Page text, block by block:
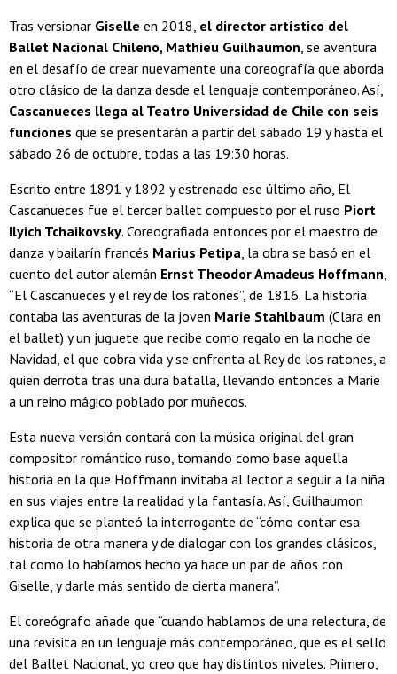
Tras versionar Giselle en 2018, el director artístico del
Ballet Nacional Chileno, Mathieu Guilhaumon, se aventura
en el desafío de crear nuevamente una coreografía que aborda
otro clásico de la danza desde el lenguaje contemporáneo. Así,
Cascanueces llega al Teatro Universidad de Chile con seis
funciones que se presentarán a partir del sábado 19 y hasta el
sábado 26 de octubre, todas a las 19:30 horas.
Escrito entre 1891 y 1892 y estrenado ese último año, El
Cascanueces fue el tercer ballet compuesto por el ruso Piort
Ilyich Tchaikovsky. Coreografiada entonces por el maestro de
danza y bailarín francés Marius Petipa, la obra se basó en el
cuento del autor alemán Ernst Theodor Amadeus Hoffmann,
“El Cascanueces y el rey de los ratones”, de 1816. La historia
contaba las aventuras de la joven Marie Stahlbaum (Clara en
el ballet) y un juguete que recibe como regalo en la noche de
Navidad, el que cobra vida y se enfrenta al Rey de los ratones, a
quien derrota tras una dura batalla, llevando entonces a Marie
a un reino mágico poblado por muñecos.
Esta nueva versión contará con la música original del gran
compositor romántico ruso, tomando como base aquella
historia en la que Hoffmann invitaba al lector a seguir a la niña
en sus viajes entre la realidad y la fantasía. Así, Guilhaumon
explica que se planteó la interrogante de “cómo contar esa
historia de otra manera y de dialogar con los grandes clásicos,
tal como lo habíamos hecho ya hace un par de años con
Giselle, y darle más sentido de cierta manera”.
El coreógrafo añade que “cuando hablamos de una relectura, de
una revisita en un lenguaje más contemporáneo, que es el sello
del Ballet Nacional, yo creo que hay distintos niveles. Primero,